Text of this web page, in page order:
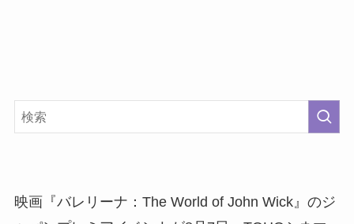
映画『バレリーナ：The World of John Wick』のジ